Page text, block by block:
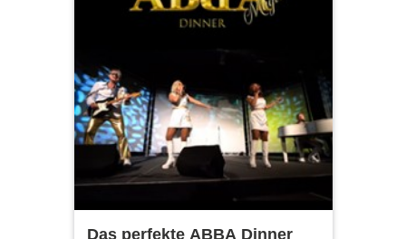
Das perfekte ABBA Dinner